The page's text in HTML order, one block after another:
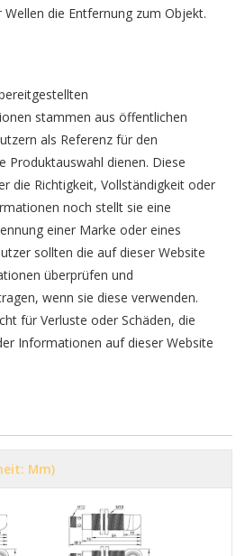
die Entfernung zum Objekt.
stammen aus öffentlichen
als Referenz für den
Produktauswahl dienen. Diese
die Richtigkeit, Vollständigkeit oder
noch stellt sie eine
einer Marke oder eines
sollten die auf dieser Website
überprüfen und
wenn sie diese verwenden.
für Verluste oder Schäden, die
Informationen auf dieser Website
Mm)